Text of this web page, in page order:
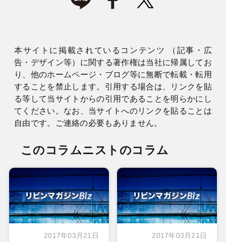
本サイトに掲載されているコンテンツ （記事・広
告・デザイン等）に関する著作権は当社に帰属してお
り、他のホームページ・ブログ等に無断で転載・転用
することを禁止します。引用する場合は、リンクを貼
る等して当サイトからの引用であることを明らかにし
てください。なお、当サイトへのリンクを貼ることは
自由です。ご連絡の必要もありません。
このコラムニストのコラム
2017年03月21日 2017年03月21日